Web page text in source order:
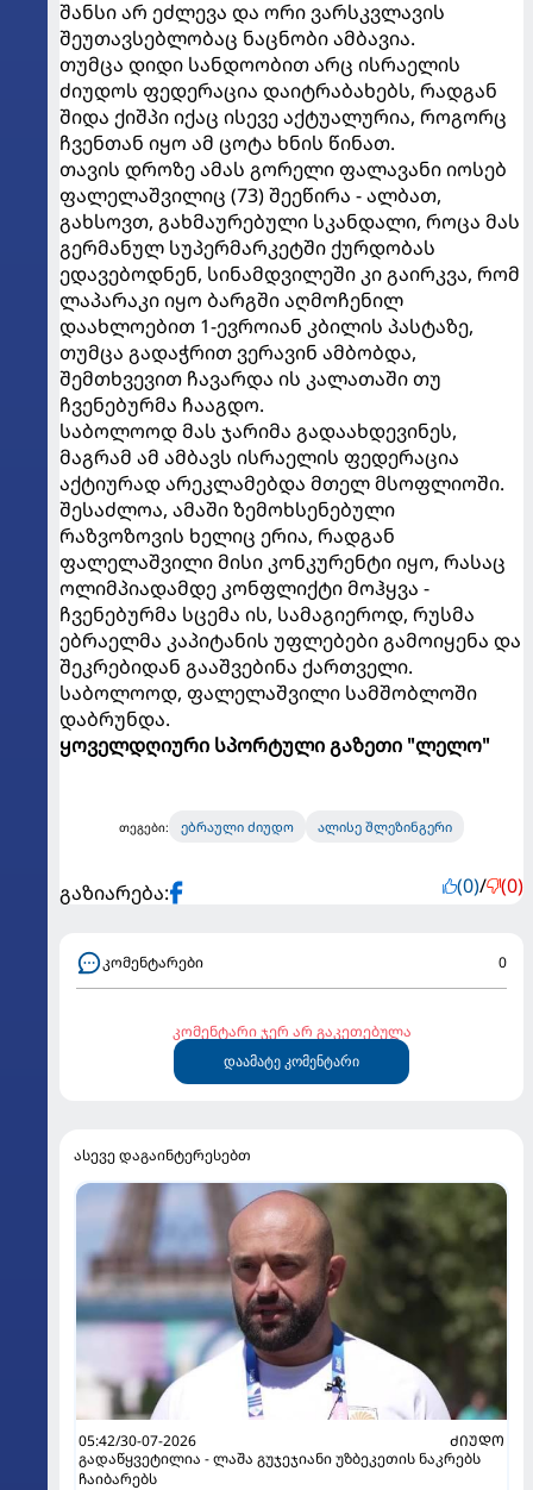
შანსი არ ეძლევა და ორი ვარსკვლავის
შეუთავსებლობაც ნაცნობი ამბავია.
თუმცა დიდი სანდოობით არც ისრაელის
ძიუდოს ფედერაცია დაიტრაბახებს, რადგან
შიდა ქიშპი იქაც ისევე აქტუალურია, როგორც
ჩვენთან იყო ამ ცოტა ხნის წინათ.
თავის დროზე ამას გორელი ფალავანი იოსებ
ფალელაშვილიც (73) შეეწირა - ალბათ,
გახსოვთ, გახმაურებული სკანდალი, როცა მას
გერმანულ სუპერმარკეტში ქურდობას
ედავებოდნენ, სინამდვილეში კი გაირკვა, რომ
ლაპარაკი იყო ბარგში აღმოჩენილ
დაახლოებით 1-ევროიან კბილის პასტაზე,
თუმცა გადაჭრით ვერავინ ამბობდა,
შემთხვევით ჩავარდა ის კალათაში თუ
ჩვენებურმა ჩააგდო.
საბოლოოდ მას ჯარიმა გადაახდევინეს,
მაგრამ ამ ამბავს ისრაელის ფედერაცია
აქტიურად არეკლამებდა მთელ მსოფლიოში.
შესაძლოა, ამაში ზემოხსენებული
რაზვოზოვის ხელიც ერია, რადგან
ფალელაშვილი მისი კონკურენტი იყო, რასაც
ოლიმპიადამდე კონფლიქტი მოჰყვა -
ჩვენებურმა სცემა ის, სამაგიეროდ, რუსმა
ებრაელმა კაპიტანის უფლებები გამოიყენა და
შეკრებიდან გააშვებინა ქართველი.
საბოლოოდ, ფალელაშვილი სამშობლოში
დაბრუნდა.
ყოველდღიური სპორტული გაზეთი "ლელო"
თეგები: ებრაული ძიუდო ალისე შლეზინგერი
გაზიარება: (0)/ (0)
კომენტარები 0
კომენტარი ჯერ არ გაკეთებულა
დაამატე კომენტარი
ასევე დაგაინტერესებთ
05:42/30-07-2026
ᲫᲘᲣᲓᲝ
გადაწყვეტილია - ლაშა გუჯეჯიანი უზბეკეთის ნაკრებს
ჩაიბარებს